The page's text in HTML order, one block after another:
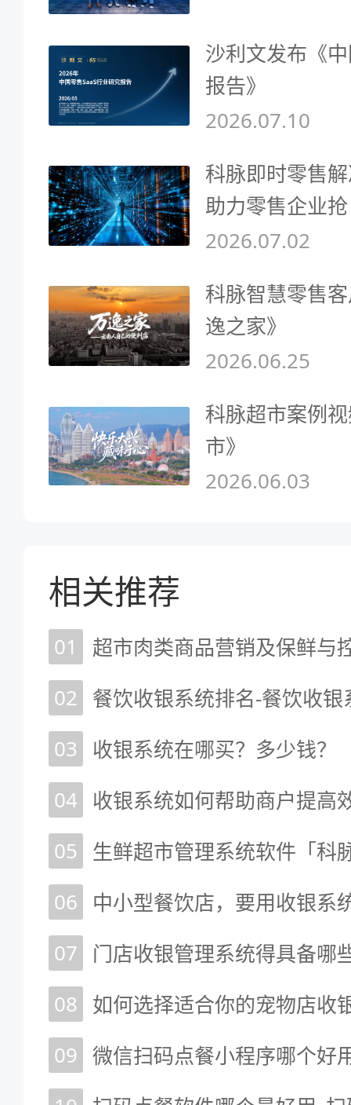
沙利文发布《
报告》
2026.07.10
科脉即时零售
助力零售企业
2026.07.02
科脉智慧零售
逸之家》
2026.06.25
科脉超市案例
市》
2026.06.03
相关推荐
01
超市肉类商品营销及保鲜与
02 餐饮收银系统排名-餐饮收
03
收银系统在哪买？多少钱？
04 收银系统如何帮助商户提高
05
06
中小型餐饮店，要用收银系
07
门店收银管理系统得具备哪
08 如何选择适合你的宠物店收
09